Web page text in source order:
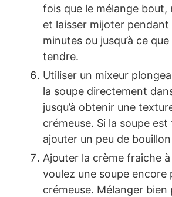
fois que le mélange bout,
et laisser mijoter
minutes ou jusqu’à ce
tendre.
Utiliser un mixeur
la soupe directement
jusqu’à obtenir une
crémeuse. Si la soupe
ajouter un peu de bouillon
Ajouter la crème fraîche
voulez une soupe encore
crémeuse. Mélanger